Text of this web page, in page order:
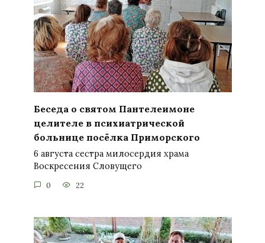
Беседа о святом Пантелеимоне
целителе в психиатрической
больнице посёлка Приморского
6 августа сестра милосердия храма
Воскресения Словущего
0 22